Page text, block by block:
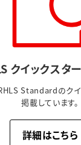
クイックスタ
Standardのクイ
掲載しています。
詳細はこちら